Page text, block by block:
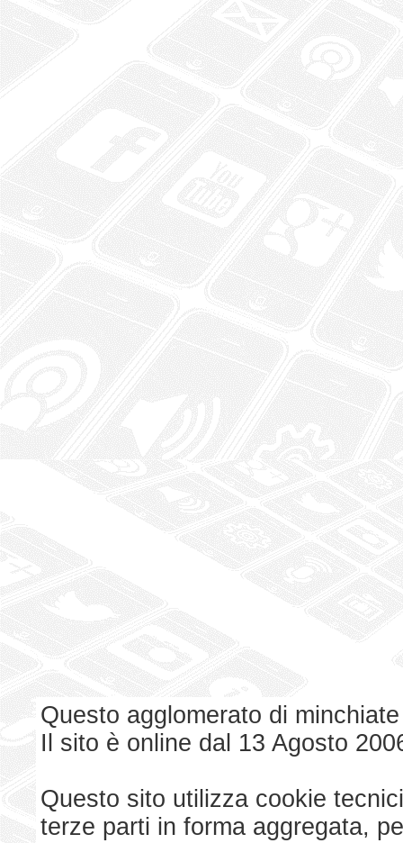
Questo agglomerato di
Il sito è online dal 13 Agosto
Questo sito utilizza cookie
terze parti in forma aggregata,